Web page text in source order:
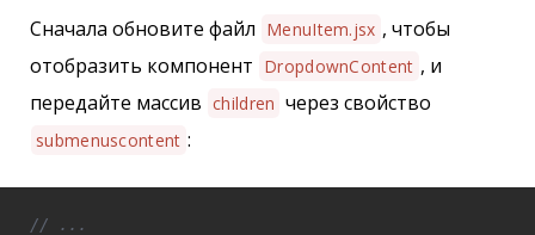
Сначала обновите файл MenuItem.jsx , чтобы
отобразить компонент DropdownContent , и
передайте массив children через свойство
submenuscontent :
// ...